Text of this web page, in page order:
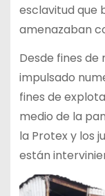
esclavitud que
amenazaban
Desde fines
impulsado
fines de
medio de la
la Protex y los
están